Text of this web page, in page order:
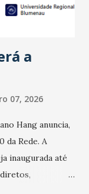
não existiam em
também
a
07, 2026
Hang anuncia,
da Rede. A
inaugurada até